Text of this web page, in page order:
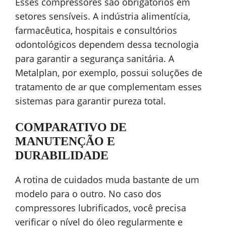
setores sensíveis. A indústria alimentícia,
farmacêutica, hospitais e consultórios
odontológicos dependem dessa tecnologia
para garantir a segurança sanitária. A
Metalplan, por exemplo, possui soluções de
tratamento de ar que complementam esses
sistemas para garantir pureza total.
COMPARATIVO DE
MANUTENÇÃO E
DURABILIDADE
A rotina de cuidados muda bastante de um
modelo para o outro. No caso dos
compressores lubrificados, você precisa
verificar o nível do óleo regularmente e